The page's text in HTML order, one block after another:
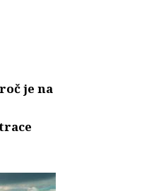
je na